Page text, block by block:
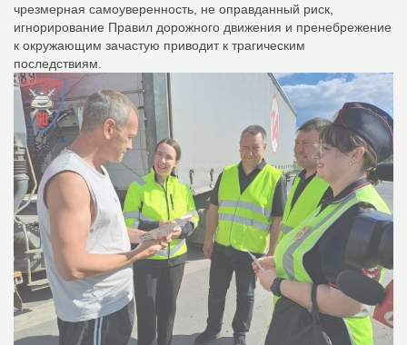
чрезмерная самоуверенность, не оправданный риск,
игнорирование Правил дорожного движения и пренебрежение
к окружающим зачастую приводит к трагическим
последствиям.